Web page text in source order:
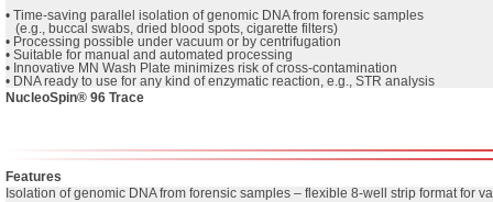
• Time-saving parallel isolation of genomic DNA from forensic samples
   (e.g., buccal swabs, dried blood spots, cigarette filters)
• Processing possible under vacuum or by centrifugation
• Suitable for manual and automated processing
• Innovative MN Wash Plate minimizes risk of cross-contamination
• DNA ready to use for any kind of enzymatic reaction, e.g., STR analysis
NucleoSpin® 96 Trace
Features
Isolation of genomic DNA from forensic samples – flexible 8-well strip format for